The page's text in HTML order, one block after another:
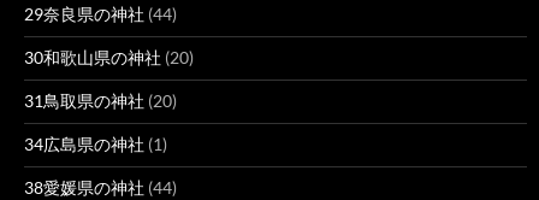
29奈良県の神社 (44)
30和歌山県の神社 (20)
31鳥取県の神社 (20)
34広島県の神社 (1)
38愛媛県の神社 (44)